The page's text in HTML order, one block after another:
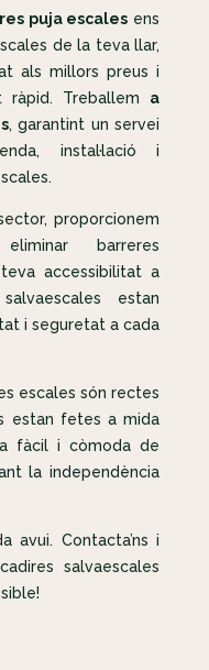
puja escales ens
de la teva llar,
als millors preus i
ràpid. Treballem a
, garantint un servei
instal·lació i
proporcionem
barreres
accessibilitat a
estan
i seguretat a cada
escales són rectes
estan fetes a mida
fàcil i còmoda de
la independència
avui. Contacta’ns i
salvaescales